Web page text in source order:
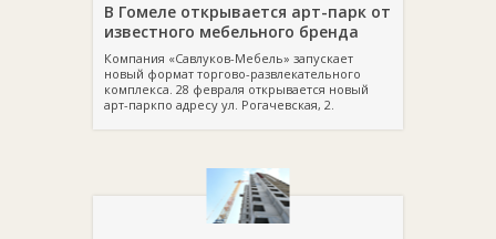
В Гомеле открывается арт-парк от
известного мебельного бренда
Компания «Савлуков-Мебель» запускает
новый формат торгово-развлекательного
комплекса. 28 февраля открывается новый
арт-паркпо адресу ул. Рогачевская, 2.